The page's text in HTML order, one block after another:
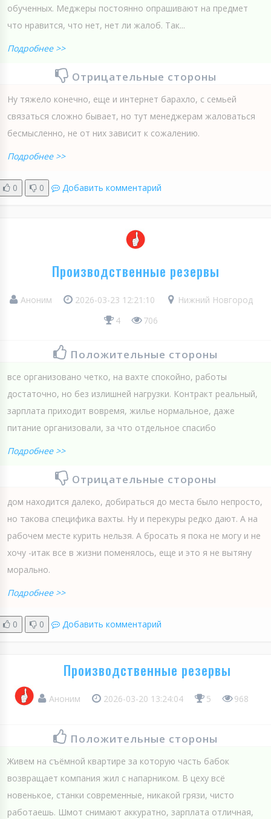
обученных. Меджеры постоянно опрашивают на предмет
что нравится, что нет, нет ли жалоб. Так...
Подробнее >>
Отрицательные стороны
Ну тяжело конечно, еще и интернет барахло, с семьей
связаться сложно бывает, но тут менеджерам жаловаться
бесмысленно, не от них зависит к сожалению.
Подробнее >>
0 0 Добавить комментарий
Производственные резервы
Аноним 2026-03-23 12:21:10
Нижний Новгород
4
706
Положительные стороны
все организовано четко, на вахте спокойно, работы
достаточно, но без излишней нагрузки. Контракт реальный,
зарплата приходит вовремя, жилье нормальное, даже
питание организовали, за что отдельное спасибо
Подробнее >>
Отрицательные стороны
дом находится далеко, добираться до места было непросто,
но такова специфика вахты. Ну и перекуры редко дают. А на
рабочем месте курить нельзя. А бросать я пока не могу и не
хочу -итак все в жизни поменялось, еще и это я не вытяну
морально.
Подробнее >>
0 0 Добавить комментарий
Производственные резервы
Аноним 2026-03-20 13:24:04 5 968
Положительные стороны
Живем на съёмной квартире за которую часть бабок
возвращает компания жил с напарником. В цеху всё
новенькое, станки современные, никакой грязи, чисто
работаешь. Шмот снимают аккуратно, зарплата отличная,